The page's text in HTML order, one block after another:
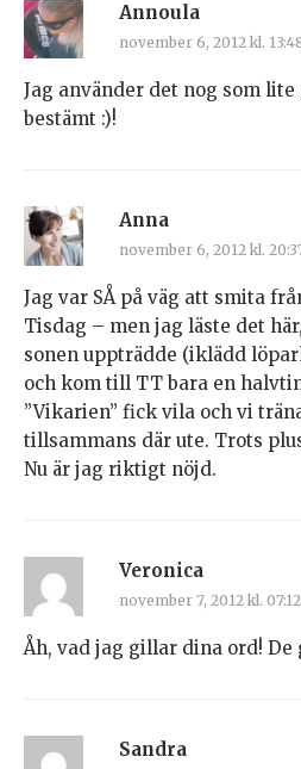
Annoula
november 6, 2012 kl.
Jag använder det nog som
bestämt :)!
Anna
november 6, 2012 kl.
Jag var SÅ på väg att smita
Tisdag – men jag läste det
sonen uppträdde (iklädd
och kom till TT bara en
”Vikarien” fick vila och vi
tillsammans där ute. Trots
Nu är jag riktigt nöjd.
Veronica
november 7, 2012 kl. 07:12
Åh, vad jag gillar dina ord! De
Sandra